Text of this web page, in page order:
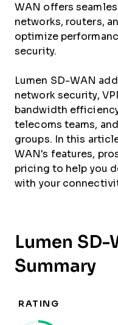
WAN offers
networks, routers,
optimize
security.
Lumen SD-WAN
network security,
bandwidth
telecoms teams,
groups. In this
WAN's features,
pricing to help you
with your
Lumen
Summary
RATING